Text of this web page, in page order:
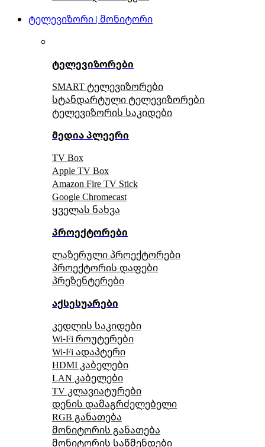
ტელევიზორი | მონიტორი
ტელევიზორები
SMART ტელევიზორები
სტანდარტული ტელევიზორები
ტელევიზორის საკიდები
მედია პლეერი
TV Box
Apple TV Box
Amazon Fire TV Stick
Google Chromecast
ყველას ნახვა
პროექტორები
ლაზერული პროექტორები
პროექტორის დაფები
პრეზენტერები
აქსესუარები
კედლის საკიდები
Wi-Fi როუტერები
Wi-Fi ადაპტერი
HDMI კაბელები
LAN კაბელები
TV კლავიატურები
დენის დამაგრძელებელი
RGB განათება
მონიტორის განათება
მონიტორის საწმენდები